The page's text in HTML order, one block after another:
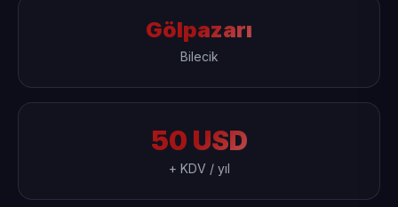
Gölpazarı
Bilecik
50 USD
+ KDV / yıl